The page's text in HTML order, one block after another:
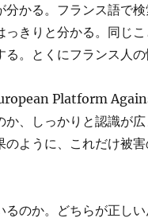
かる。フランス語で
きりと分かる。同じ
。とくにフランス人の
Platform
、しっかりと認識が
ように、これだけ被
のか。どちらが正し